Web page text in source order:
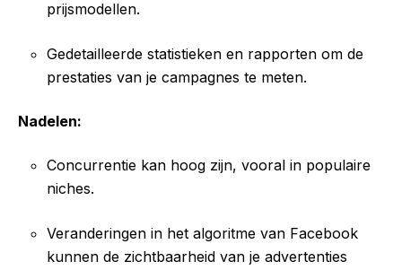
prijsmodellen.
Gedetailleerde statistieken en rapporten om de
prestaties van je campagnes te meten.
Nadelen:
Concurrentie kan hoog zijn, vooral in populaire
niches.
Veranderingen in het algoritme van Facebook
kunnen de zichtbaarheid van je advertenties